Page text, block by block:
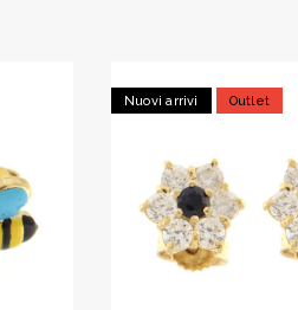
Nuovi arrivi Outlet